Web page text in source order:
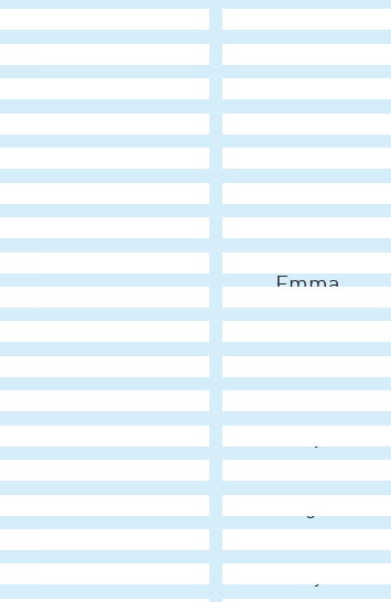
Alex
Niki
Alex
Simon
Christmas Lai
Emma
Emma
Joy
Christmas Lai
Angel
Emma